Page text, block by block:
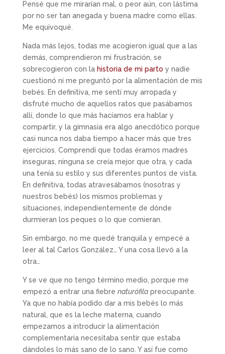
Pensé que me mirarían mal, o peor aún, con lástima
por no ser tan anegada y buena madre como ellas.
Me equivoqué.
Nada más lejos, todas me acogieron igual que a las
demás, comprendieron mi frustración, se
sobrecogieron con la historia de mi parto y nadie
cuestionó ni me preguntó por la alimentación de mis
bebés. En definitiva, me sentí muy arropada y
disfruté mucho de aquellos ratos que pasábamos
allí, donde lo que más hacíamos era hablar y
compartir, y la gimnasia era algo anecdótico porque
casi nunca nos daba tiempo a hacer más que tres
ejercicios. Comprendí que todas éramos madres
inseguras, ninguna se creía mejor que otra, y cada
una tenía su estilo y sus diferentes puntos de vista.
En definitiva, todas atravesábamos (nosotras y
nuestros bebés) los mismos problemas y
situaciones, independientemente de dónde
durmieran los peques o lo que comieran.
Sin embargo, no me quedé tranquila y empecé a
leer al tal Carlos González… Y una cosa llevó a la
otra…
Y se ve que no tengo término medio, porque me
empezó a entrar una fiebre naturófilapreocupante.
Ya que no había podido dar a mis bebés lo más
natural, que es la leche materna, cuando
empezamos a introducir la alimentación
complementaria necesitaba sentir que estaba
dándoles lo más sano de lo sano. Y así fue como